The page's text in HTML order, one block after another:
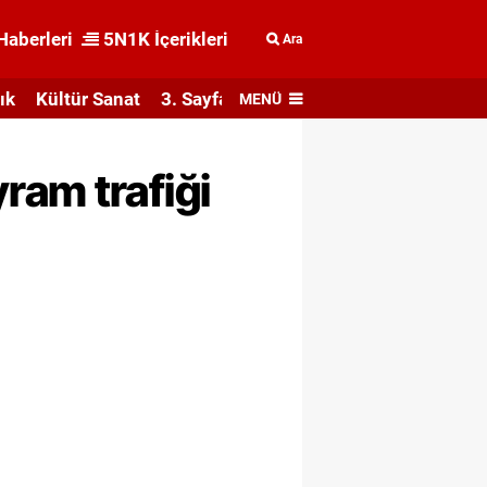
5N1K İçerikleri Ara
Kültür Sanat 3. Sayfa MENÜ
trafiği